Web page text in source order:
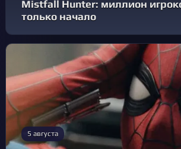
Mistfall Hunter: миллион
только начало
5 августа